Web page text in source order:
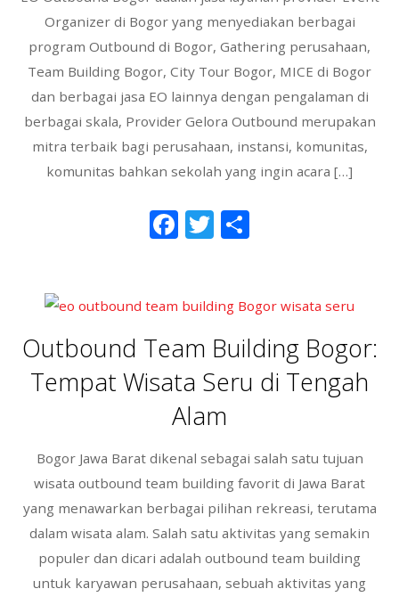
Organizer di Bogor yang menyediakan berbagai
program Outbound di Bogor, Gathering perusahaan,
Team Building Bogor, City Tour Bogor, MICE di Bogor
dan berbagai jasa EO lainnya dengan pengalaman di
berbagai skala, Provider Gelora Outbound merupakan
mitra terbaik bagi perusahaan, instansi, komunitas,
komunitas bahkan sekolah yang ingin acara […]
F
b
o
o
k
T
er e
Outbound Team Building Bogor:
Tempat Wisata Seru di Tengah
Alam
Bogor Jawa Barat dikenal sebagai salah satu tujuan
wisata outbound team building favorit di Jawa Barat
yang menawarkan berbagai pilihan rekreasi, terutama
dalam wisata alam. Salah satu aktivitas yang semakin
populer dan dicari adalah outbound team building
untuk karyawan perusahaan, sebuah aktivitas yang